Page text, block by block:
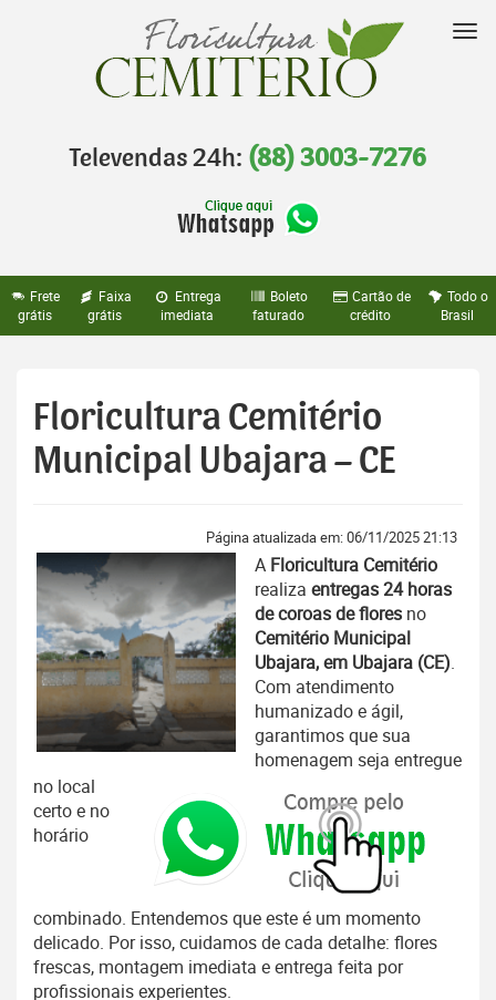
Televendas 24h: (88) 3003-7276
Frete
grátis
Faixa
grátis
Entrega
imediata
Boleto
faturado
Cartão de
crédito
Todo o
Brasil
Floricultura Cemitério
Municipal Ubajara – CE
Página atualizada em: 06/11/2025 21:13
A Floricultura Cemitério
realiza entregas 24 horas
de coroas de flores no
Cemitério Municipal
Ubajara, em Ubajara (CE).
Com atendimento
humanizado e ágil,
garantimos que sua
homenagem seja entregue
no local
certo e no
horário
combinado. Entendemos que este é um momento
delicado. Por isso, cuidamos de cada detalhe: flores
frescas, montagem imediata e entrega feita por
profissionais experientes.